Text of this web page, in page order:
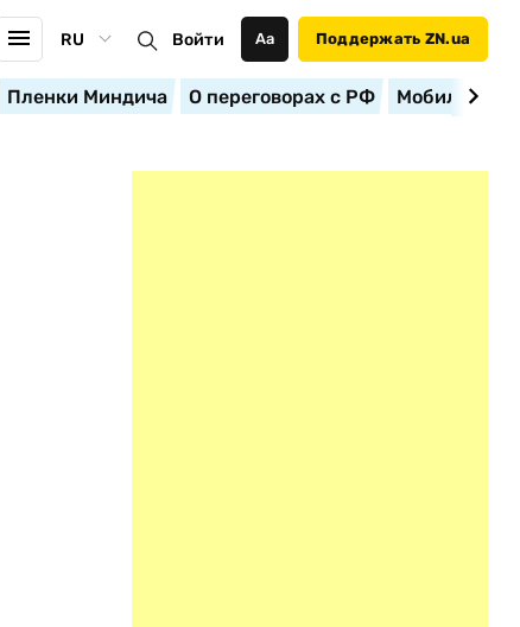
RU Войти Аа Поддержать ZN.ua
Пленки Миндича О переговорах с РФ